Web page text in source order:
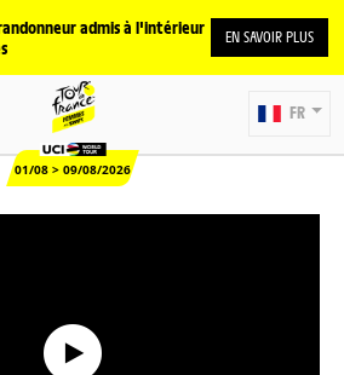
admis à l'intérieur
EN SAVOIR PLUS
01/08 > 09/08/2026
FR